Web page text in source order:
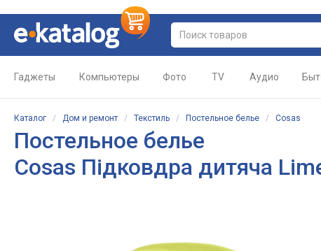
Гаджеты Компьютеры Фото TV Аудио
Каталог / Дом и ремонт / Текстиль / Постельное белье / Cosas
Постельное белье
Cosas Підковдра дитяча